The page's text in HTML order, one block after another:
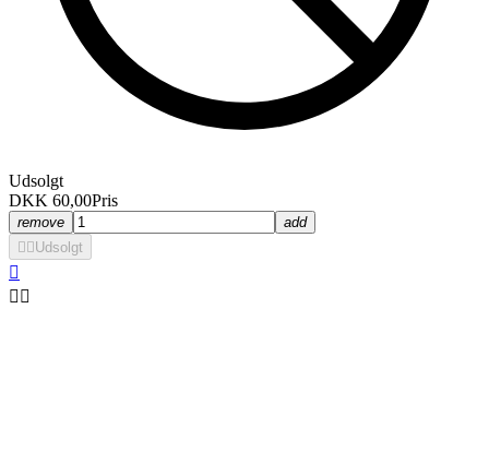
Udsolgt
DKK 60,00Pris
remove
add
  Udsolgt

 